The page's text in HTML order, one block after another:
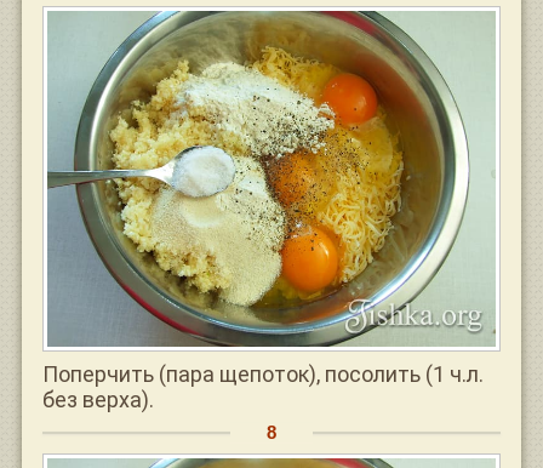
Поперчить (пара щепоток), посолить (1 ч.л.
без верха).